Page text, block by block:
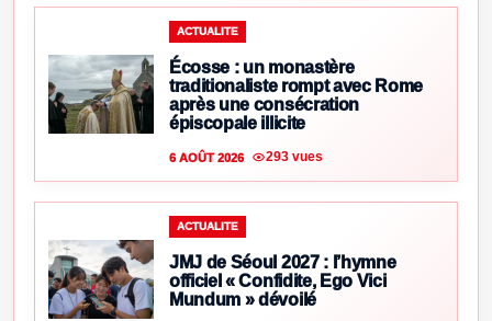
ACTUALITE
Écosse : un monastère
traditionaliste rompt avec Rome
après une consécration
épiscopale illicite
6 AOÛT 2026 293 vues
ACTUALITE
JMJ de Séoul 2027 : l’hymne
officiel « Confidite, Ego Vici
Mundum » dévoilé